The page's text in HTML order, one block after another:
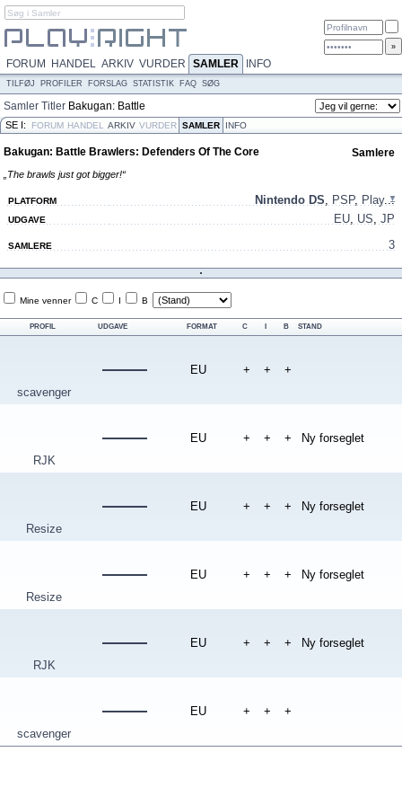
FORUM HANDEL ARKIV VURDER SAMLER INFO
TILFØJ PROFILER FORSLAG STATISTIK FAQ SØG
Samler Titler Bakugan: Battle
Brawlers: Defenders Of The Core
SE I: FORUM HANDEL ARKIV VURDER SAMLER INFO
Bakugan: Battle Brawlers: Defenders Of The Core Samlere
„The brawls just got bigger!“
PLATFORM Nintendo DS, PSP, Play...
UDGAVE EU, US, JP
SAMLERE 3
Mine venner C I B
PROFIL UDGAVE FORMAT C B STAND
scavenger
EU + + +
RJK
EU + + + Ny forseglet
Resize
EU + + + Ny forseglet
Resize
EU + + + Ny forseglet
RJK
EU + + + Ny forseglet
scavenger
EU + + +